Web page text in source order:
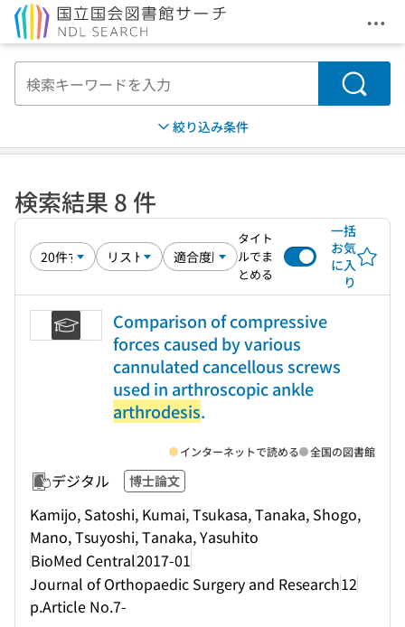
メ
検索
絞り込み条件
検索結果 8 件
タイト
ルでま
とめる
一括
お気
に入
り
Comparison of compressive
forces caused by various
cannulated cancellous screws
used in arthroscopic ankle
arthrodesis.
デジタル 博士論文
Kamijo, Satoshi, Kumai, Tsukasa, Tanaka, Shogo,
Mano, Tsuyoshi, Tanaka, Yasuhito
BioMed Central2017-01
Journal of Orthopaedic Surgery and Research12
p.Article No.7-
インターネットで読める 全国の図書館